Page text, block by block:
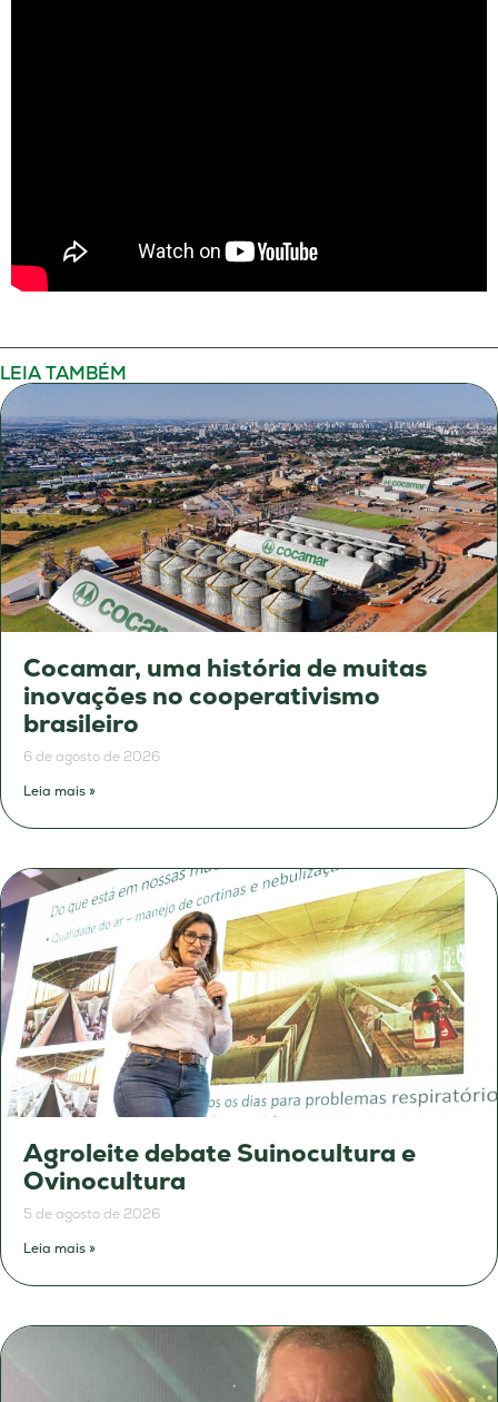
LEIA TAMBÉM
Cocamar, uma história de muitas
inovações no cooperativismo
brasileiro
6 de agosto de 2026
Leia mais »
Agroleite debate Suinocultura e
Ovinocultura
5 de agosto de 2026
Leia mais »